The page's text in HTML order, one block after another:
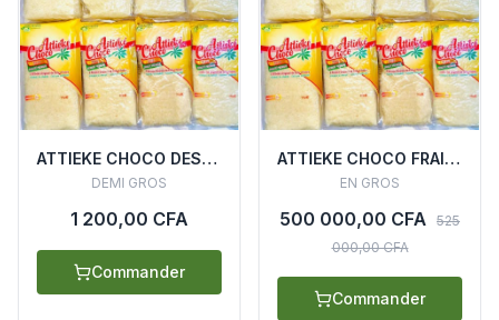
ATTIEKE CHOCO DESYDRATE SACHET 500G
DEMI GROS
1 200,00 CFA
Commander
ATTIEKE CHOCO FRAIS (25 CARTONS X 20 SACHETS)
EN GROS
500 000,00 CFA 525
000,00 CFA
Commander